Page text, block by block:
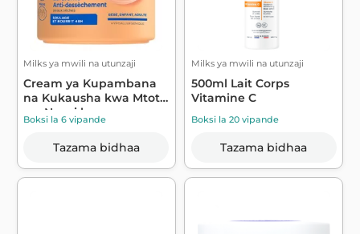
Milks ya mwili na utunzaji
Cream ya Kupambana
na Kukausha kwa Mtoto
wa Ngozi kav...
Boksi la 6 vipande
Tazama bidhaa
Milks ya mwili na utunzaji
500ml Lait Corps
Vitamine C
Boksi la 20 vipande
Tazama bidhaa